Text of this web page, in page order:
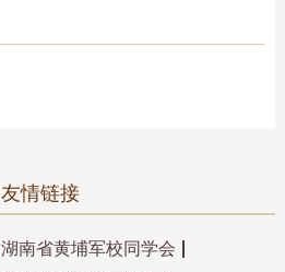
友情链接
湖南省黄埔军校同学会